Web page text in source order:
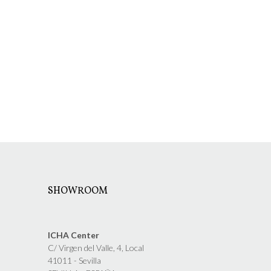
SHOWROOM
ICHA Center
C/ Virgen del Valle, 4, Local
41011 - Sevilla